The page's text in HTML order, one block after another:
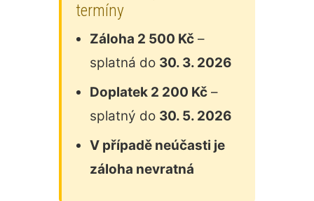
termíny
Záloha 2 500 Kč –
splatná do 30. 3. 2026
Doplatek 2 200 Kč –
splatný do 30. 5. 2026
V případě neúčasti je
záloha nevratná